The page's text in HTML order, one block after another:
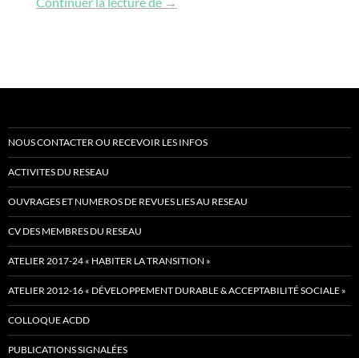
NOUS CONTACTER OU RECEVOIR LES INFOS
ACTIVITES DU RESEAU
OUVRAGES ET NUMEROS DE REVUES LIES AU RESEAU
CV DES MEMBRES DU RESEAU
ATELIER 2017-24 « HABITER LA TRANSITION »
ATELIER 2012-16 « DÉVELOPPEMENT DURABLE & ACCEPTABILITÉ SOCIALE »
COLLOQUE ACDD
PUBLICATIONS SIGNALÉES